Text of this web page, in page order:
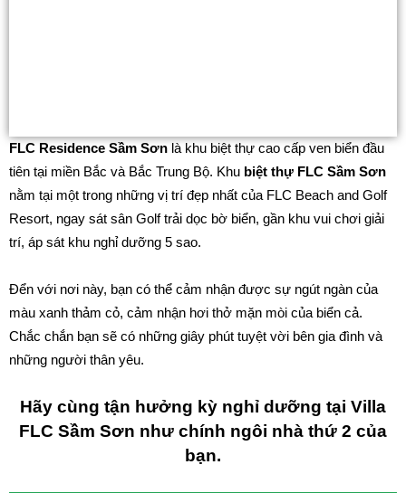
FLC Residence Sầm Sơn là khu biệt thự cao cấp ven biển đầu
tiên tại miền Bắc và Bắc Trung Bộ. Khu biệt thự FLC Sầm Sơn
nằm tại một trong những vị trí đẹp nhất của FLC Beach and Golf
Resort, ngay sát sân Golf trải dọc bờ biển, gần khu vui chơi giải
trí, áp sát khu nghỉ dưỡng 5 sao.
Đển với nơi này, bạn có thể cảm nhận được sự ngút ngàn của
màu xanh thảm cỏ, cảm nhận hơi thở mặn mòi của biển cả.
Chắc chắn bạn sẽ có những giây phút tuyệt vời bên gia đình và
những người thân yêu.
Hãy cùng tận hưởng kỳ nghỉ dưỡng tại Villa
FLC Sầm Sơn như chính ngôi nhà thứ 2 của
bạn.